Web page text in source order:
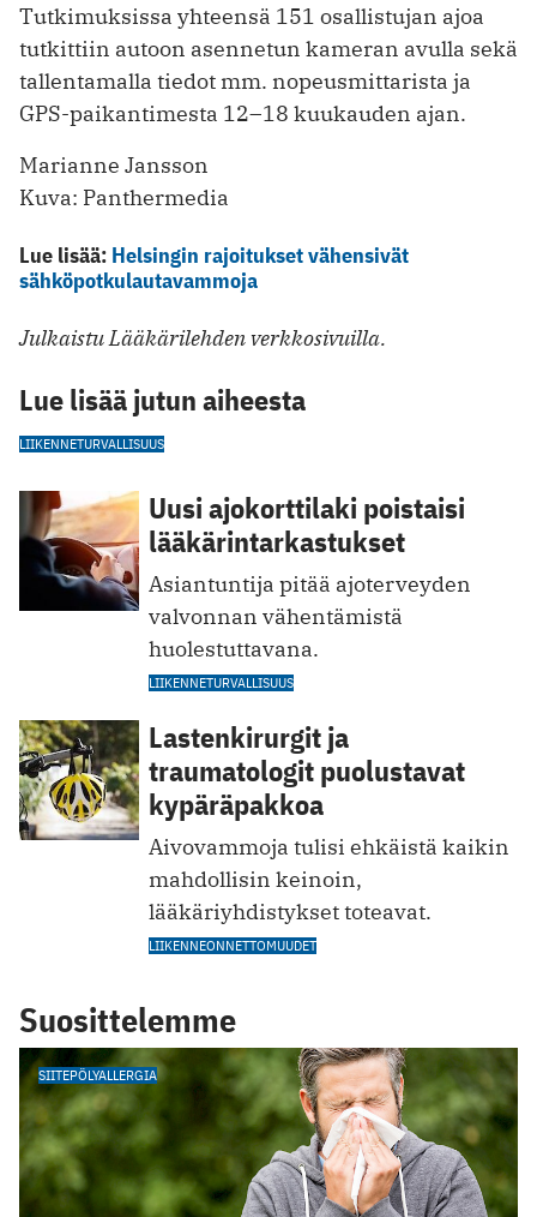
Tutkimuksissa yhteensä 151 osallistujan ajoa
tutkittiin autoon asennetun kameran avulla sekä
tallentamalla tiedot mm. nopeusmittarista ja
GPS-paikantimesta 12–18 kuukauden ajan.
Marianne Jansson
Kuva: Panthermedia
Lue lisää: Helsingin rajoitukset vähensivät
sähköpotkulautavammoja
Julkaistu Lääkärilehden verkkosivuilla.
Lue lisää jutun aiheesta
LIIKENNETURVALLISUUS
Uusi ajokorttilaki poistaisi
lääkärintarkastukset
Asiantuntija pitää ajoterveyden
valvonnan vähentämistä
huolestuttavana.
LIIKENNETURVALLISUUS
Lastenkirurgit ja
traumatologit puolustavat
kypäräpakkoa
Aivovammoja tulisi ehkäistä kaikin
mahdollisin keinoin,
lääkäriyhdistykset toteavat.
LIIKENNEONNETTOMUUDET
Suosittelemme
SIITEPÖLYALLERGIA